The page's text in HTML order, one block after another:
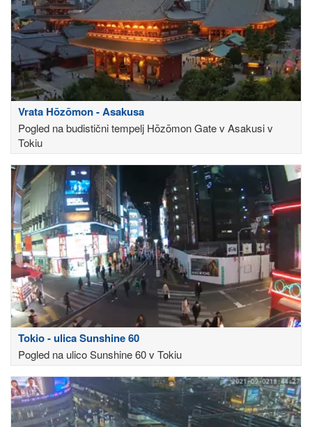
Vrata Hōzōmon - Asakusa
Pogled na budistični tempelj Hōzōmon Gate v Asakusi v
Tokiu
Tokio - ulica Sunshine 60
Pogled na ulico Sunshine 60 v Tokiu